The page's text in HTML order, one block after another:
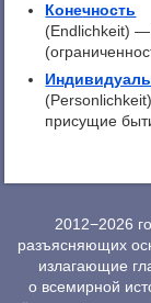
Конечность
(Endlichkeit)
присущие
2012−2026
разъясняющих
излагающие
о всемирной